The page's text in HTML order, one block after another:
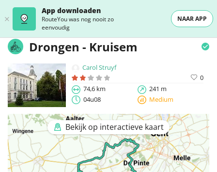
App downloaden
RouteYou was nog nooit zo
eenvoudig
NAAR APP
Drongen - Kruisem
Carol Struyf
0
74,6 km
241 m
04u08
Medium
Bekijk op interactieve kaart